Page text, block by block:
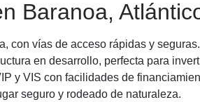
Baranoa,
con vías de acceso rápidas y seguras.
en desarrollo, perfecta para
y VIS con facilidades de
seguro y rodeado de naturaleza.